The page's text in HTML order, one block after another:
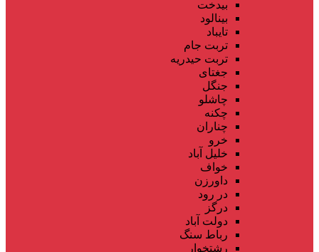
بیدخت
بینالود
تایباد
تربت جام
تربت حیدریه
جغتای
جنگل
چاشلو
چکنه
چناران
خرو
خلیل آباد
خواف
داورزن
در رود
درگز
دولت آباد
رباط سنگ
رشتخوار